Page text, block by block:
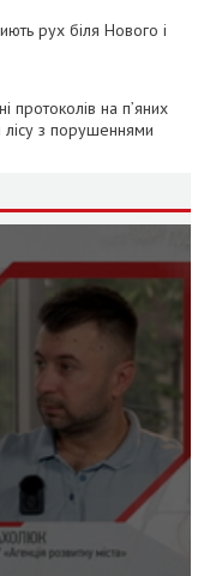
рух біля Нового і
протоколів на пʼяних
лісу з порушеннями